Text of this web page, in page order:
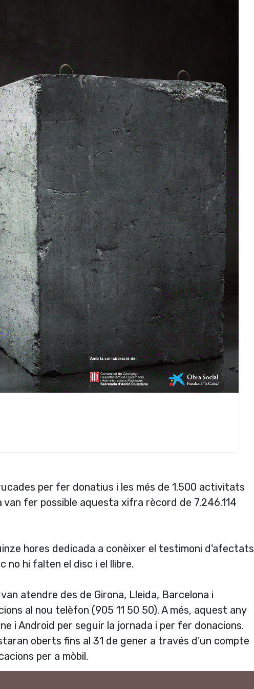
per fer donatius i les més de 1.500 activitats
fer possible aquesta xifra rècord de 7.246.114
hores dedicada a conèixer el testimoni d'afectats
no hi falten el disc i el llibre.
atendre des de Girona, Lleida, Barcelona i
al nou telèfon (905 11 50 50). A més, aquest any
i Android per seguir la jornada i per fer donacions.
oberts fins al 31 de gener a través d'un compte
per a mòbil.